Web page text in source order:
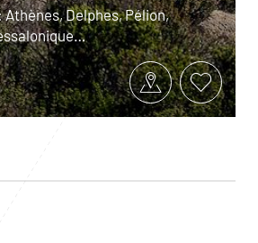
Delphes, Pélion,